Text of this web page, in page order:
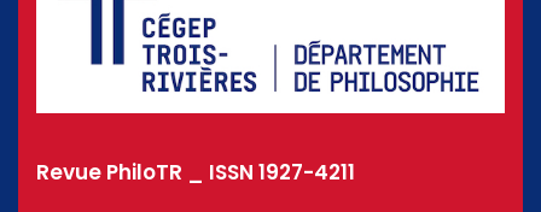
Revue PhiloTR _ ISSN 1927-4211